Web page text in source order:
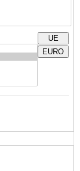
UE
EURO